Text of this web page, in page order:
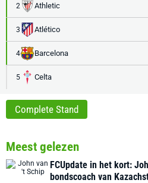
2 Athletic
3 Atlético
4 Barcelona
5 Celta
Complete Stand
Meest gelezen
FCUpdate in het kort:
bondscoach van